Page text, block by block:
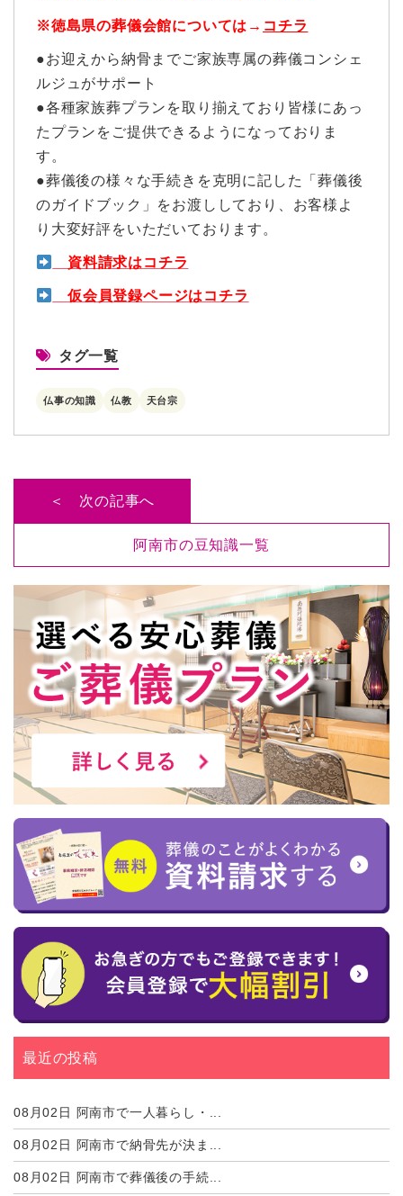
※徳島県の葬儀会館については→ コチラ
●お迎えから納骨までご家族専属の葬儀コンシェ
ルジュがサポート
●各種家族葬プランを取り揃えており皆様にあっ
たプランをご提供できるようになっておりま
す。
●葬儀後の様々な手続きを克明に記した「葬儀後
のガイドブック」をお渡ししており、お客様よ
り大変好評をいただいております。
資料請求は コチラ
仮会員登録ページはコチラ
タグ一覧
仏事の知識 仏教 天台宗
＜ 次の記事へ
阿南市の豆知識一覧
最近の投稿
08月02日 阿南市で一人暮らし・...
08月02日 阿南市で納骨先が決ま...
08月02日 阿南市で葬儀後の手続...